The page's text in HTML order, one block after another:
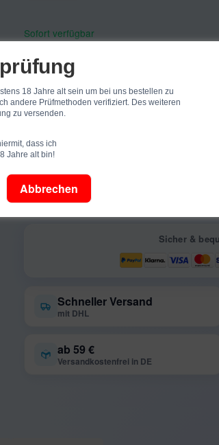
Sofort verfügbar
In den
Dieser Artikel hat Variationen. Wählen
Artikelnummer:
Sicher &
Schneller Versand
mit DHL
ab 59 €
Versandkostenfrei in DE
18 Jahre alt sein um bei uns bestellen zu
andere Prüfmethoden verifiziert. Des weiteren
zu versenden.
dass ich
Jahre alt bin!